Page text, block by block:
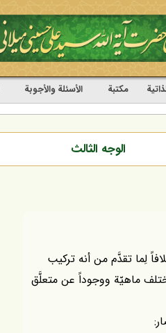
مکتبة الأسئلة والأجوبة
الوجه الثالث
ـ خلافاً لِما تقدَّم من أنه تركيب
ماهيّة ووجوداً عن متعلَّق